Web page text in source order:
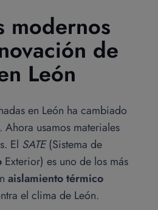
modernos
de
León
en León ha cambiado
Ahora usamos materiales
El SATE(Sistema de
Exterior) es uno de los más
aislamiento térmico
el clima de León.